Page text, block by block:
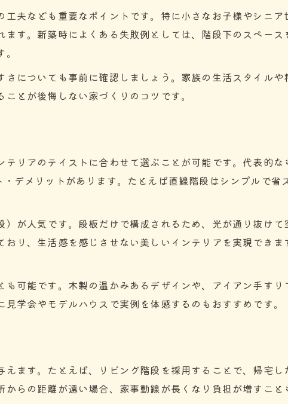
の階段配置失敗例と後悔しないコツ
階段の緩やかさと家族の安全性の関係
階段でよくある後悔と対策ポイント
で安全とおしゃれを両立する階段術
階段の照明とインテリアのポイント
夫なども重要なポイントです。特に小さなお子様やシニア
す。新築時によくある失敗例としては、階段下のスペース
についても事前に確認しましょう。家族の生活スタイル
とが後悔しない家づくりのコツです。
リアのテイストに合わせて選ぶことが可能です。代表的
デメリットがあります。たとえば直線階段はシンプルで省
が人気です。段板だけで構成されるため、光が通り抜けて
り、生活感を感じさせない美しいインテリアを実現できま
可能です。木製の温かみあるデザインや、アイアン手すり
学会やモデルハウスで実例を体感するのもおすすめです。
ます。たとえば、リビング階段を採用することで、帰宅し
らの距離が遠い場合、家事動線が長くなり負担が増すこと